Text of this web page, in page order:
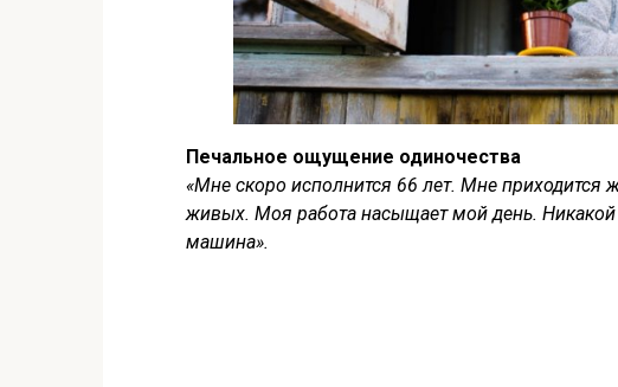
Печальное ощущение одиночества
«Мне скоро исполнится 66 лет. Мне приходится
живых. Моя работа насыщает мой день.
машина».